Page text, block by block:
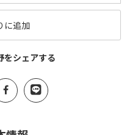
に追加
をシェアする